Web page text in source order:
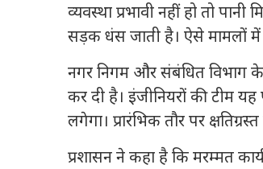
व्यवस्था प्रभावी नहीं हो तो
सड़क धंस जाती है। ऐसे मामलों
नगर निगम और संबंधित विभाग के
कर दी है। इंजीनियरों की टीम
लगेगा। प्रारंभिक तौर पर
प्रशासन ने कहा है कि मरम्मत